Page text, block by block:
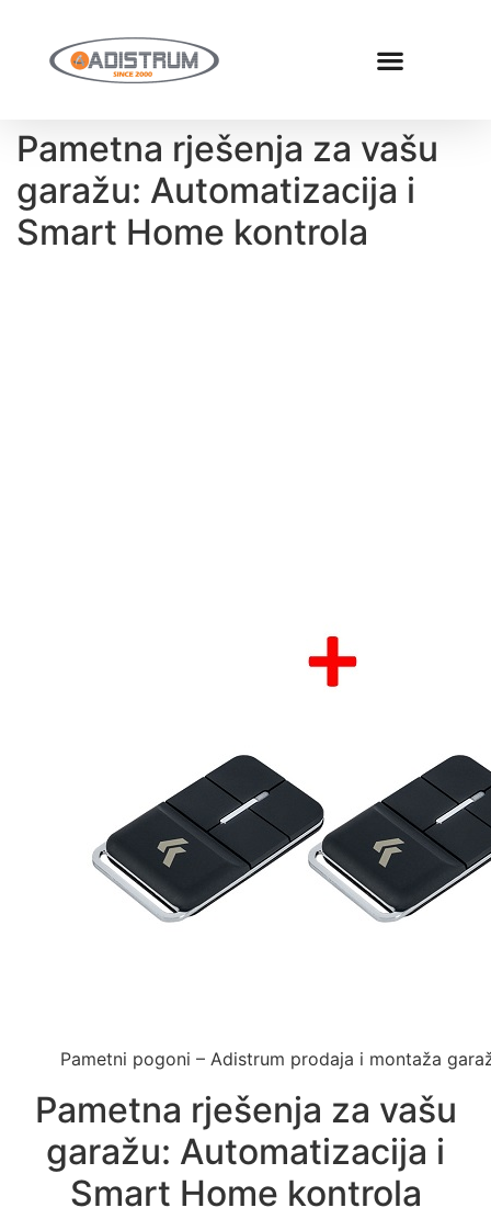
Pametna rješenja za vašu
garažu: Automatizacija i
Smart Home kontrola
Pametni pogoni – Adistrum prodaja i montaža
Pametna rješenja za vašu
garažu: Automatizacija i
Smart Home kontrola